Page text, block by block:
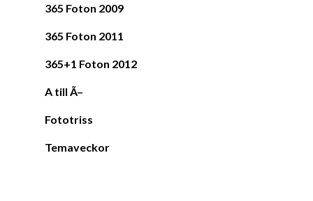
365 Foton 2009
365 Foton 2011
365+1 Foton 2012
A till Ã–
Fototriss
Temaveckor